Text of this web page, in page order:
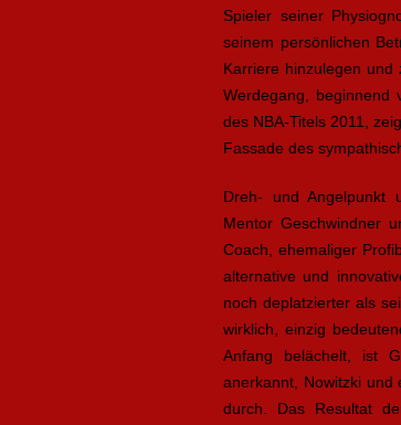
Spieler seiner
seinem persönlichen
Karriere hinzulegen und
Werdegang, beginnend
des NBA-Titels 2011,
Fassade des
Dreh- und Angelpunkt
Mentor Geschwindner
Coach, ehemaliger
alternative und
noch deplatzierter als
wirklich, einzig
Anfang belächelt, ist
anerkannt, Nowitzki und
durch. Das Resultat